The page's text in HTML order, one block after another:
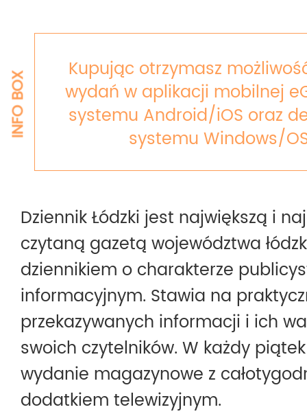
INFO BOX
Kupując otrzymasz
wydań w aplikacji mobilnej
systemu Android/iOS oraz
systemu Windows/
Dziennik Łódzki jest największą i
czytaną gazetą województwa
dziennikiem o charakterze
informacyjnym. Stawia na
przekazywanych informacji i ich
swoich czytelników. W każdy
wydanie magazynowe z
dodatkiem telewizyjnym.